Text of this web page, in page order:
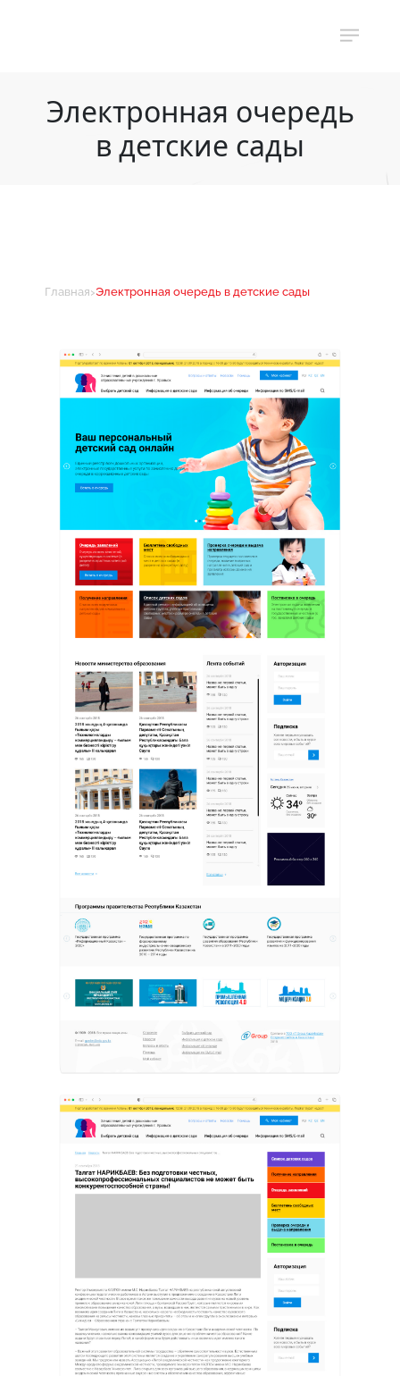
Электронная очередь
в детские сады
Главная›Электронная очередь в детские сады